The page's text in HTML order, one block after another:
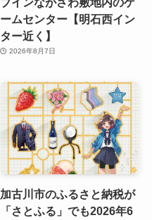
ームセンター【明石西イン
ター近く】
2026年8月7日
加古川市のふるさと納税が
「さとふる」でも2026年6